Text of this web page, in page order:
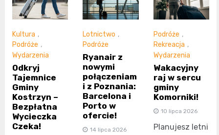
Kultura ,
Podróże ,
Wydarzenia
Odkryj
Tajemnice
Gminy
Kostrzyn –
Bezpłatna
Wycieczka
Czeka!
Lotnictwo ,
Podróże
Ryanair z
nowymi
połączeniam
i z Poznania:
Barcelona i
Porto w
ofercie!
14 lipca 2026
Podróże ,
Rekreacja ,
Wydarzenia
Wakacyjny
raj w sercu
gminy
Komorniki!
10 lipca 2026
Planujesz letni